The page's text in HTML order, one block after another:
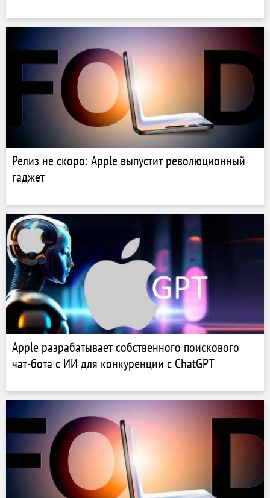
Релиз не скоро: Apple выпустит революционный
гаджет
Apple разрабатывает собственного поискового
чат-бота с ИИ для конкуренции с ChatGPT